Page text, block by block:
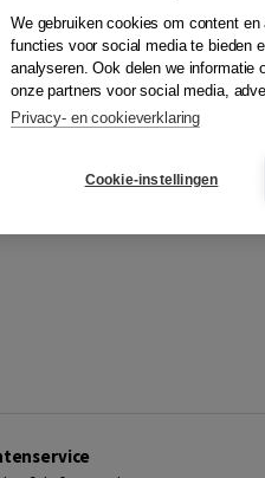
We gebruiken cookies om content
functies voor social media te bieden
analyseren. Ook delen we informatie
onze partners voor social media,
Privacy- en cookieverklaring
Cookie-instellingen